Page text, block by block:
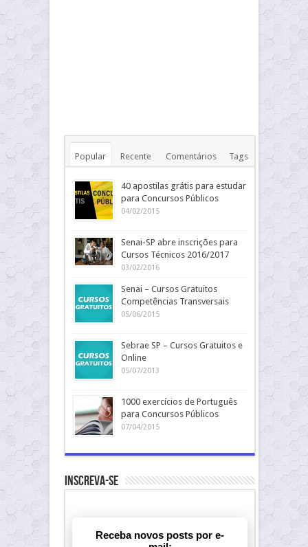
Popular Recente Comentários Tags
40 apostilas grátis para estudar
para Concursos Públicos
04/02/2015
Senai-SP abre inscrições para
Cursos Técnicos 2016/2017
03/02/2016
Senai – Cursos Gratuitos
Competências Transversais
05/06/2015
Sebrae SP – Cursos Gratuitos e
Online
05/07/2013
1000 exercícios de Português
para Concursos Públicos
07/04/2015
Inscreva-se
Receba novos posts por e-